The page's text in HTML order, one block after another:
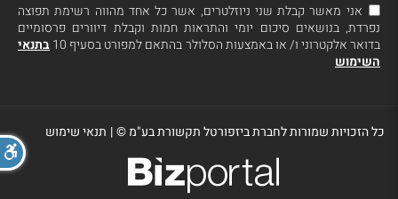
אני מאשר קבלת שני ניוזלטרים, אשר כל אחד מהווה רשימת תפוצה
נפרדת, בנושאים סיכום יומי והתראות חמות וקבלת דיוורים פרסומיים
בדואר אלקטרוני ו/ או באמצעות הסלולר בהתאם למפורט בסעיף 10
בתנאי
השימוש
כל הזכויות שמורות לחברת ביזפורטל תקשורת בע"מ ©| תנאי שימוש